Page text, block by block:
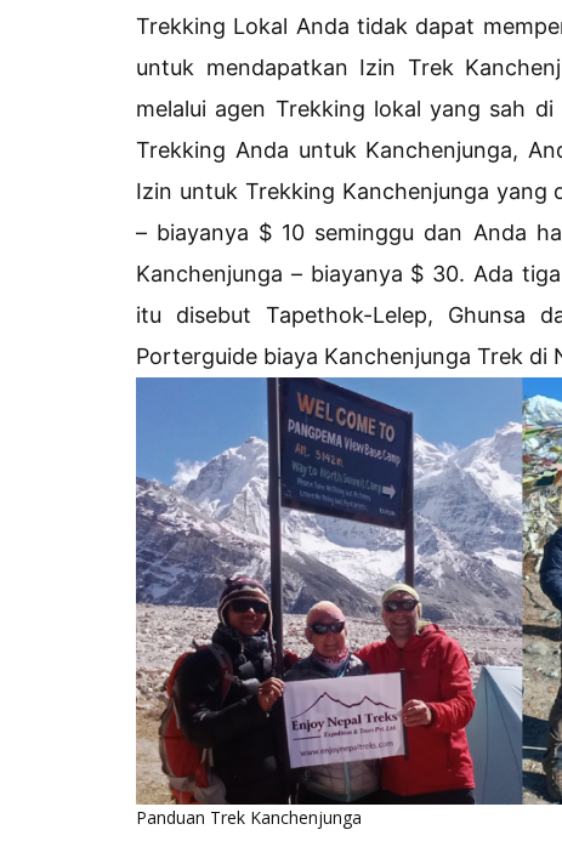
Trekking Lokal Anda tidak dapat
untuk mendapatkan Izin Trek
melalui agen Trekking lokal yang sah
Trekking Anda untuk Kanchenjunga,
Izin untuk Trekking Kanchenjunga yang
– biayanya $ 10 seminggu dan Anda
Kanchenjunga – biayanya $ 30. Ada
itu disebut Tapethok-Lelep, Ghunsa
Porterguide biaya Kanchenjunga Trek di
Panduan Trek Kanchenjunga